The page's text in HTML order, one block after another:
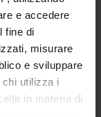
e accedere
fine di
misurare
e sviluppare
utilizza i
in materia di